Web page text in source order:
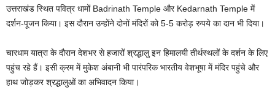
उत्तराखंड स्थित पवित्र धामों Badrinath Temple और Kedarnath Temple में
दर्शन-पूजन किया। इस दौरान उन्होंने दोनों मंदिरों को 5-5 करोड़ रुपये का दान भी दिया।
चारधाम यात्रा के दौरान देशभर से हजारों श्रद्धालु इन हिमालयी तीर्थस्थलों के दर्शन के लिए
पहुंच रहे हैं। इसी क्रम में मुकेश अंबानी भी पारंपरिक भारतीय वेशभूषा में मंदिर पहुंचे और
हाथ जोड़कर श्रद्धालुओं का अभिवादन किया।